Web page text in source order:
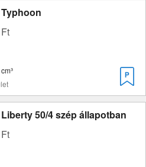
50/4 szép állapotban